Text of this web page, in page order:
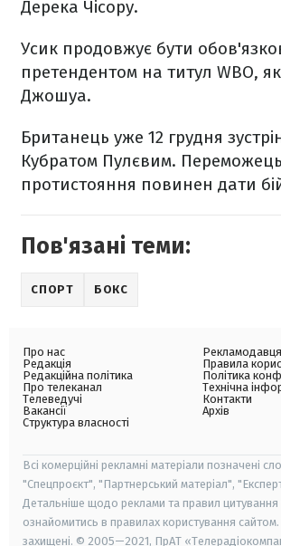
Дерека Чісору.
Усик продовжує бути
претендентом на титул WBO,
Джошуа.
Британець уже 12 грудня
Кубратом Пулєвим. Переможець
протистояння повинен дати
Пов'язані теми:
СПОРТ БОКС
Про нас
Редакція
Редакційна політика
Про телеканал
Телеведучі
Вакансії
Структура власності
Правила
Політика
Технічна
Контакти
Архів
Всі комерційні рекламні матеріали позначені
"Спецпроєкт", "Партнерський матеріал",
Детальніше щодо реклами та правил
ознайомитись в правилах користування сайтом.
захищені. © 2005—2021, ПрАТ